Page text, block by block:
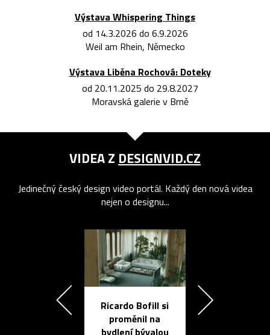
Výstava Whispering Things
od 14.3.2026 do 6.9.2026
Weil am Rhein, Německo
Výstava Liběna Rochová: Doteky
od 20.11.2025 do 29.8.2027
Moravská galerie v Brně
VIDEA Z DESIGNVID.CZ
Jedinečný český design video portál. Každý den nová videa
nejen o designu...
Ricardo Bofill si
proměnil na